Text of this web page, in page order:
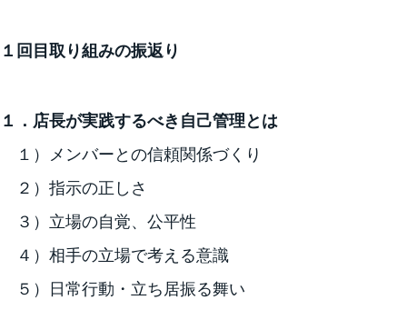
１回目取り組みの振返り
１．店長が実践するべき自己管理とは
１）メンバーとの信頼関係づくり
２）指示の正しさ
３）立場の自覚、公平性
４）相手の立場で考える意識
５）日常行動・立ち居振る舞い